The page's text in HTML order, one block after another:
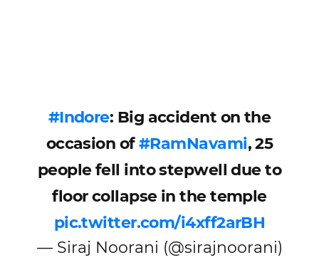
#Indore: Big accident on the
occasion of#RamNavami, 25
people fell into stepwell due to
floor collapse in the temple
pic.twitter.com/i4xff2arBH
— Siraj Noorani (@sirajnoorani)